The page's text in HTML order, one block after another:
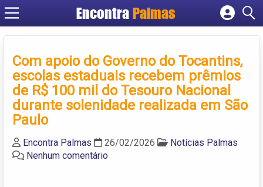
Encontra Palmas
Cadastrar empresa
Criar conta
Com apoio do Governo do Tocantins,
escolas estaduais recebem prêmios
de R$ 100 mil do Tesouro Nacional
durante solenidade realizada em São
Paulo
Encontra Palmas 26/02/2026
Notícias Palmas
Nenhum comentário